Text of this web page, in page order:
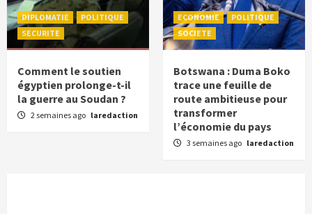
DIPLOMATIE
POLITIQUE
SECURITE
Comment le soutien
égyptien prolonge-t-il
la guerre au Soudan ?
2 semaines ago laredaction
ECONOMIE
POLITIQUE
SOCIETE
Botswana : Duma Boko
trace une feuille de
route ambitieuse pour
transformer
l’économie du pays
3 semaines ago laredaction